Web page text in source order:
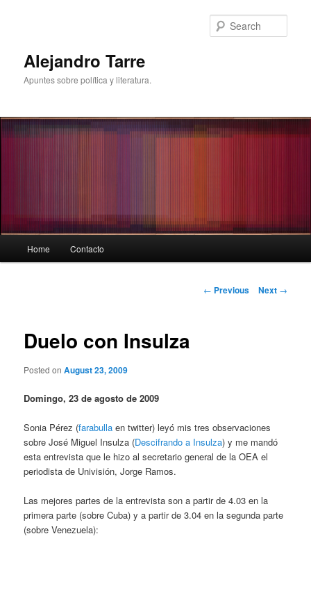
Alejandro Tarre
Apuntes sobre política y literatura.
Home Contacto
Post
← Previous Next →
Duelo con Insulza
Posted onAugust 23, 2009
Domingo, 23 de agosto de 2009
Sonia Pérez (farabulla en twitter) leyó mis tres observaciones
sobre José Miguel Insulza (Descifrando a Insulza) y me mandó
esta entrevista que le hizo al secretario general de la OEA el
periodista de Univisión, Jorge Ramos.
Las mejores partes de la entrevista son a partir de 4.03 en la
primera parte (sobre Cuba) y a partir de 3.04 en la segunda parte
(sobre Venezuela):